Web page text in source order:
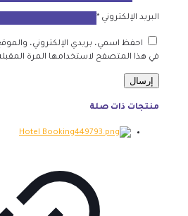
البريد الإلكتروني *
احفظ اسمي، بريدي الإلكتروني، والموقع
في هذا المتصفح لاستخدامها المرة
منتجات ذات صلة